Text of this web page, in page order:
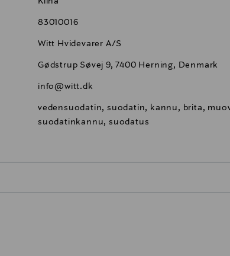
83010016
Witt Hvidevarer A/S
Gødstrup Søvej 9, 7400 Herning, Denmark
info@witt.dk
vedensuodatin, suodatin, kannu, brita,
suodatinkannu, suodatus